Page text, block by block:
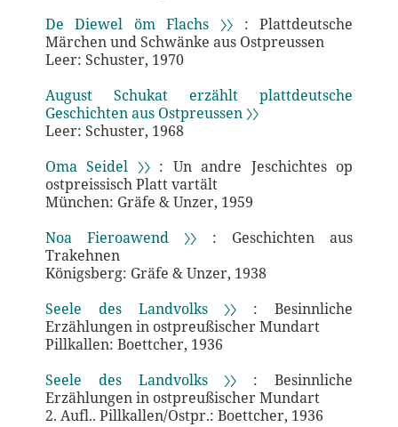
De Diewel öm Flachs 〉〉 : Plattdeutsche
Märchen und Schwänke aus Ostpreussen
Leer: Schuster, 1970
August Schukat erzählt plattdeutsche
Geschichten aus Ostpreussen 〉〉
Leer: Schuster, 1968
Oma Seidel 〉〉: Un andre Jeschichtes op
ostpreissisch Platt vartält
München: Gräfe & Unzer, 1959
Noa Fieroawend 〉〉 : Geschichten aus
Trakehnen
Königsberg: Gräfe & Unzer, 1938
Seele des Landvolks 〉〉 : Besinnliche
Erzählungen in ostpreußischer Mundart
Pillkallen: Boettcher, 1936
Seele des Landvolks 〉〉 : Besinnliche
Erzählungen in ostpreußischer Mundart
2. Aufl.. Pillkallen/Ostpr.: Boettcher, 1936